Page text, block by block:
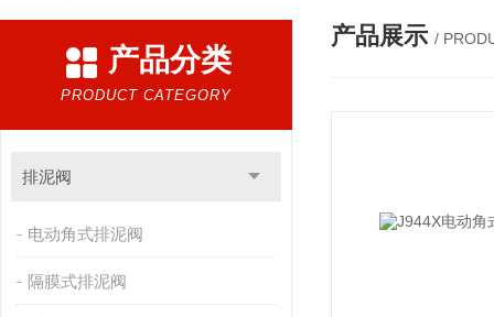
产品分类
PRODUCT CATEGORY
排泥阀
电动角式排泥阀
隔膜式排泥阀
产品展示 /